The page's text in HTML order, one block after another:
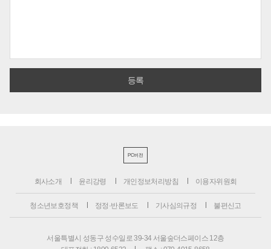
PC버전
회사소개 윤리강령 개인정보처리방침 이용자위원회
청소년보호정책 정정·반론보도 기사심의규정 불편신고
서울특별시 성동구 성수일로 39-34 서울숲더스페이스 12층